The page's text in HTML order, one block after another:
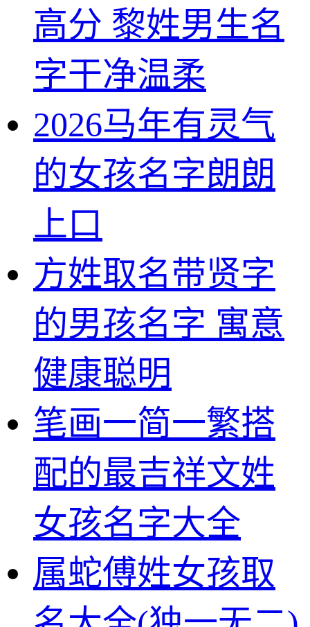
高分 黎姓男生名
字干净温柔
2026马年有灵气
的女孩名字朗朗
上口
方姓取名带贤字
的男孩名字 寓意
健康聪明
笔画一简一繁搭
配的最吉祥文姓
女孩名字大全
属蛇傅姓女孩取